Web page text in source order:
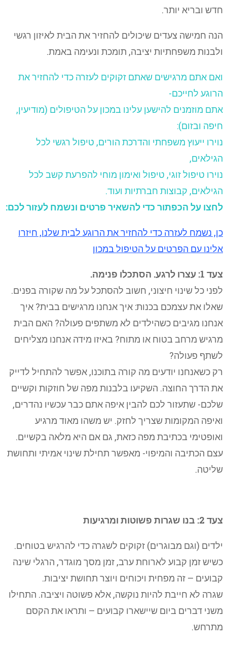
חדש ובריא יותר.
הנה חמישה צעדים שיכולים להחזיר את הבית לאיזון רגשי
ולבנות משפחתיות יציבה, תומכת ונעימה באמת.
ואם אתם מרגישים שאתם זקוקים לעזרה כדי להחזיר את
הרוגע לחייכם-
אתם מוזמנים להישען עלינו במכון על הטיפולים (מודיעין,
חיפה ובזום):
נוירו ייעוץ משפחתי והדרכת הורים, טיפול רגשי לכל
הגילאים,
נוירו טיפול זוגי, טיפול ואימון מוחי להפרעת קשב לכל
הגילאים, קבוצות חברתיות ועוד.
לחצו על הכפתור כדי להשאיר פרטים ונשמח לעזור לכם:
כן, נשמח לעזרה כדי להחזיר את הרוגע לבית שלנו, חיזרו
אלינו עם הפרטים על הטיפול במכון
צעד 1: עצרו לרגע. הסתכלו פנימה.
לפני כל שינוי חיצוני, חשוב להסתכל על מה שקורה בפנים.
שאלו את עצמכם בכנות: איך אנחנו מרגישים בבית? איך
אנחנו מגיבים כשהילדים לא משתפים פעולה? האם הבית
מרגיש מרחב בטוח או מתוח? באיזו מידה אנחנו מצליחים
לשתף פעולה?
רק כשאנחנו יודעים מה קורה בתוכנו, אפשר להתחיל לדייק
את הדרך החוצה. השקיעו בלבנות מפה של חוזקות וקשיים
שלכם- שתעזור לכם להבין איפה אתם כבר עכשיו נהדרים,
ואיפה המקומות שצריך לחזק. יש משהו מאוד מרגיע
ואופטימי בכתיבת מפה כזאת, גם אם היא מלאה בקשיים.
עצם הכתיבה והמיפוי- מאפשר תחילת שינוי אמיתי ותחושת
שליטה.
צעד 2: בנו שגרות פשוטות ומרגיעות
ילדים (וגם מבוגרים) זקוקים לשגרה כדי להרגיש בטוחים.
כשיש זמן קבוע לארוחת ערב, זמן מסך מוגדר, הרגלי שינה
קבועים – זה מפחית ויכוחים ויוצר תחושת יציבות.
שגרה לא חייבת להיות נוקשה, אלא פשוטה ויציבה. התחילו
משני דברים ביום שיישארו קבועים – ותראו את הקסם
מתרחש.